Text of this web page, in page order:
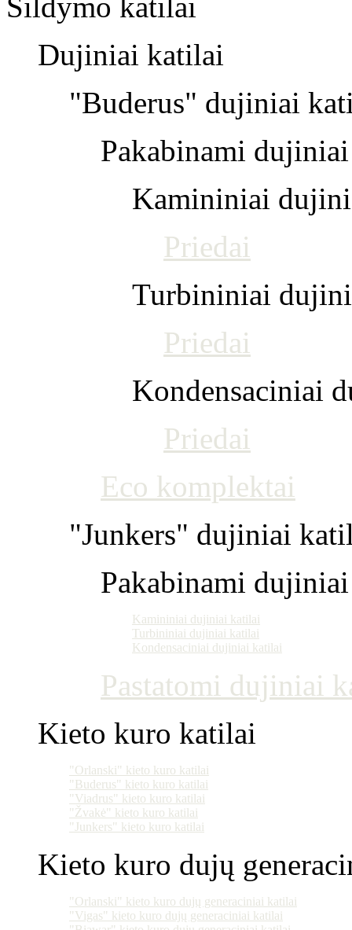
Šildymo katilai
Dujiniai katilai
"Buderus" dujiniai
Pakabinami
Kamininiai
Priedai
Turbininiai
Priedai
Kondensaciniai
Priedai
Eco komplektai
"Junkers" dujiniai
Pakabinami
Kamininiai dujiniai katilai
Turbininiai dujiniai katilai
Kondensaciniai dujiniai katilai
Pastatomi dujiniai
Kieto kuro katilai
"Orlanski" kieto kuro katilai
"Buderus" kieto kuro katilai
"Viadrus" kieto kuro katilai
"Žvakė" kieto kuro katilai
"Junkers" kieto kuro katilai
Kieto kuro dujų
"Orlanski" kieto kuro dujų generaciniai katilai
"Vigas" kieto kuro dujų generaciniai katilai